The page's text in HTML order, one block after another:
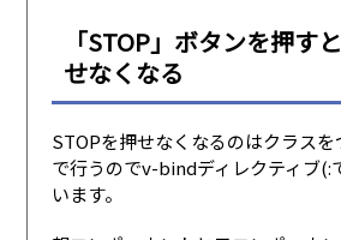
「STOP」ボタンを押す
せなくなる
STOPを押せなくなるのはクラスを
で行うのでv-bindディレクティブ(:
います。